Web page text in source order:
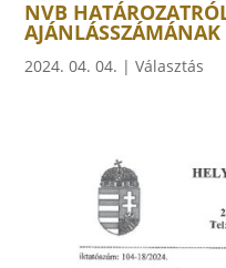
NVB
2024. 04. 04. |Választás